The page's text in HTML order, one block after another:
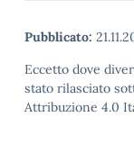
Pubblicato:
Eccetto dove
stato rilasciato
Attribuzione 4.0